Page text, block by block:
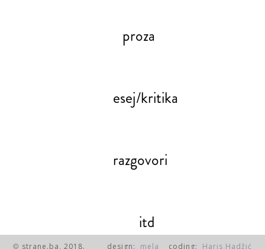
proza
esej/kritika
razgovori
itd
© strane.ba, 2018. design: mela coding: Haris Hadžić